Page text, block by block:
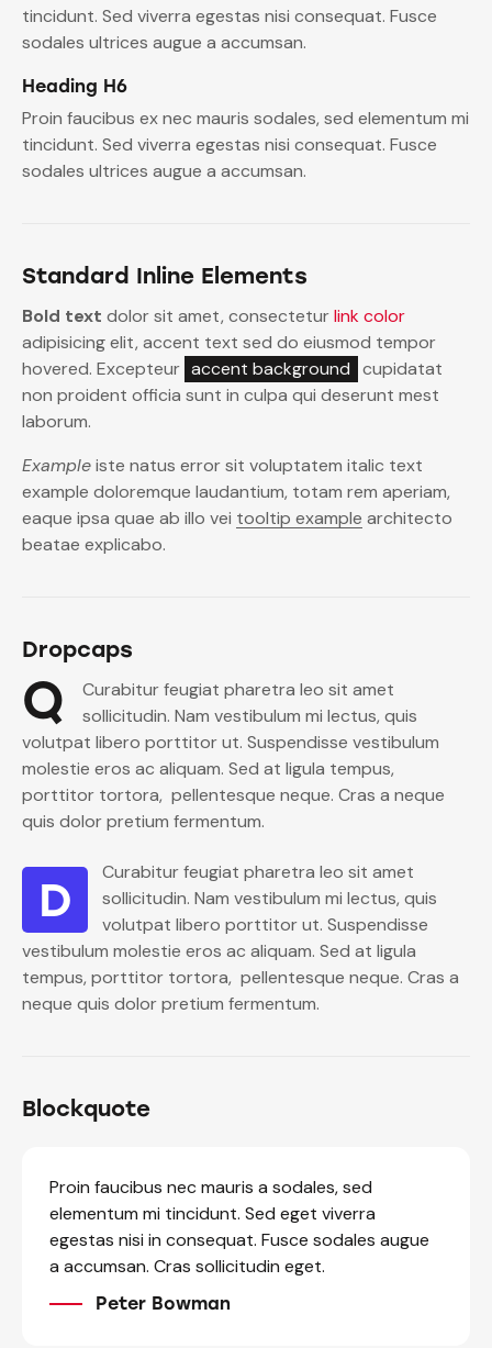
tincidunt. Sed viverra egestas nisi consequat. Fusce
sodales ultrices augue a accumsan.
Heading H6
Proin faucibus ex nec mauris sodales, sed elementum mi
tincidunt. Sed viverra egestas nisi consequat. Fusce
sodales ultrices augue a accumsan.
Standard Inline Elements
Bold text dolor sit amet, consecteturlink color
adipisicing elit, accent text sed do eiusmod tempor
hovered. Excepteur accent background cupidatat
non proident officia sunt in culpa qui deserunt mest
laborum.
Exampleiste natus error sit voluptatem italic text
example doloremque laudantium, totam rem aperiam,
eaque ipsa quae ab illo vei tooltip example architecto
beatae explicabo.
Dropcaps
Q
Curabitur feugiat pharetra leo sit amet
sollicitudin. Nam vestibulum mi lectus, quis
volutpat libero porttitor ut. Suspendisse vestibulum
molestie eros ac aliquam. Sed at ligula tempus,
porttitor tortora, pellentesque neque. Cras a neque
quis dolor pretium fermentum.
D
Curabitur feugiat pharetra leo sit amet
sollicitudin. Nam vestibulum mi lectus, quis
volutpat libero porttitor ut. Suspendisse
vestibulum molestie eros ac aliquam. Sed at ligula
tempus, porttitor tortora, pellentesque neque. Cras a
neque quis dolor pretium fermentum.
Blockquote
Proin faucibus nec mauris a sodales, sed
elementum mi tincidunt. Sed eget viverra
egestas nisi in consequat. Fusce sodales augue
a accumsan. Cras sollicitudin eget.
Peter Bowman